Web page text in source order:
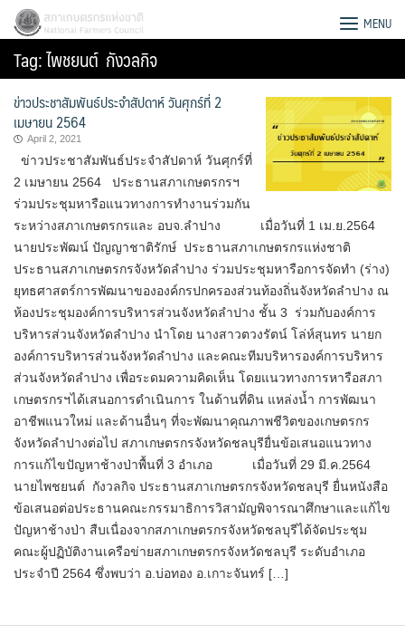
Skip
content
Search
for:
สภาเกษตรกรแห่งชาติ MENU
Tag:ไพชยนต์ กังวลกิจ
ข่าวประชาสัมพันธ์ประจำสัปดาห์ วันศุกร์ที่ 2
เมษายน 2564
April 2, 2021
ข่าวประชาสัมพันธ์ประจำสัปดาห์ วันศุกร์ที่
2 เมษายน 2564 ประธานสภาเกษตรกรฯ
ร่วมประชุมหารือแนวทางการทำงานร่วมกัน
ระหว่างสภาเกษตรกรและ อบจ.ลำปาง เมื่อวันที่ 1 เม.ย.2564
นายประพัฒน์ ปัญญาชาติรักษ์ ประธานสภาเกษตรกรแห่งชาติ
ประธานสภาเกษตรกรจังหวัดลำปาง ร่วมประชุมหารือการจัดทำ (ร่าง)
ยุทธศาสตร์การพัฒนาขององค์กรปกครองส่วนท้องถิ่นจังหวัดลำปาง ณ
ห้องประชุมองค์การบริหารส่วนจังหวัดลำปาง ชั้น 3 ร่วมกับองค์การ
บริหารส่วนจังหวัดลำปาง นำโดย นางสาวตวงรัตน์ โล่ห์สุนทร นายก
องค์การบริหารส่วนจังหวัดลำปาง และคณะทีมบริหารองค์การบริหาร
ส่วนจังหวัดลำปาง เพื่อระดมความคิดเห็น โดยแนวทางการหารือสภา
เกษตรกรฯได้เสนอการดำเนินการ ในด้านที่ดิน แหล่งน้ำ การพัฒนา
อาชีพแนวใหม่ และด้านอื่นๆ ที่จะพัฒนาคุณภาพชีวิตของเกษตรกร
จังหวัดลำปางต่อไป สภาเกษตรกรจังหวัดชลบุรียื่นข้อเสนอแนวทาง
การแก้ไขปัญหาช้างป่าพื้นที่ 3 อำเภอ เมื่อวันที่ 29 มี.ค.2564
นายไพชยนต์ กังวลกิจ ประธานสภาเกษตรกรจังหวัดชลบุรี ยื่นหนังสือ
ข้อเสนอต่อประธานคณะกรรมาธิการวิสามัญพิจารณาศึกษาและแก้ไข
ปัญหาช้างป่า สืบเนื่องจากสภาเกษตรกรจังหวัดชลบุรีได้จัดประชุม
คณะผู้ปฏิบัติงานเครือข่ายสภาเกษตรกรจังหวัดชลบุรี ระดับอำเภอ
ประจำปี 2564 ซึ่งพบว่า อ.บ่อทอง อ.เกาะจันทร์ […]